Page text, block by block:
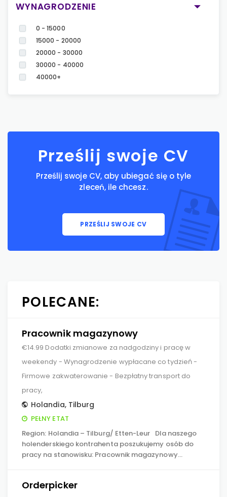
WYNAGRODZENIE
0 - 15000
15000 - 20000
20000 - 30000
30000 - 40000
40000+
Prześlij swoje CV
Prześlij swoje CV, aby ubiegać się o tyle
zleceń, ile chcesz.
PRZEŚLIJ SWOJE CV
POLECANE:
Pracownik magazynowy
€14.99 Dodatki zmianowe za nadgodziny i pracę w
weekendy - Wynagrodzenie wypłacane co tydzień -
Firmowe zakwaterowanie - Bezpłatny transport do
pracy,
Holandia, Tilburg
PEŁNY ETAT
Region: Holandia – Tilburg/ Etten-Leur Dla naszego
holenderskiego kontrahenta poszukujemy osób do
pracy na stanowisku: Pracownik magazynowy…
Orderpicker